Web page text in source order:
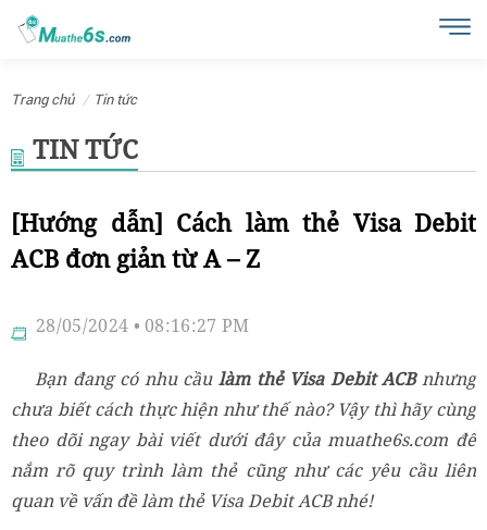
Trang chủ Tin tức
TIN TỨC
[Hướng dẫn] Cách làm thẻ Visa Debit
ACB đơn giản từ A – Z
28/05/2024 • 08:16:27 PM
Bạn đang có nhu cầu làm thẻ Visa Debit ACBnhưng
chưa biết cách thực hiện như thế nào? Vậy thì hãy cùng
theo dõi ngay bài viết dưới đây của muathe6s.com để
nắm rõ quy trình làm thẻ cũng như các yêu cầu liên
quan về vấn đề làm thẻ Visa Debit ACB nhé!